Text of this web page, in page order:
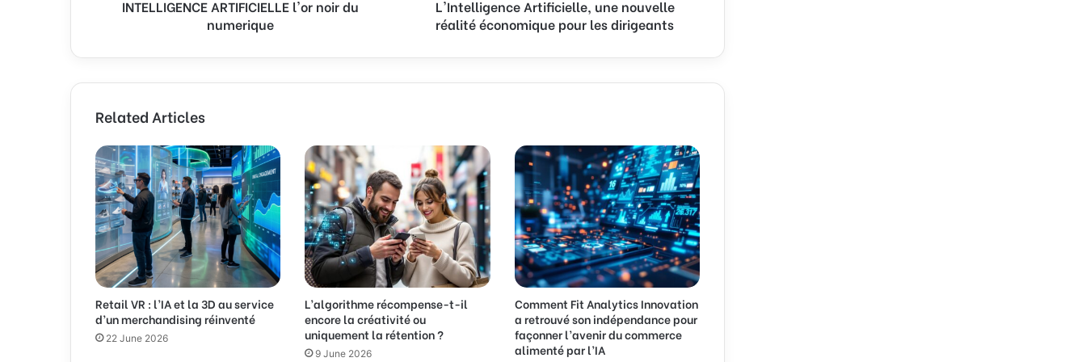
A
F
C
I
E
L
L
'
r
n
o
INTELLIGENCE ARTIFICIELLE l'or noir du
numerique
c
i
c
i
e
l
l
e
u
n
L'Intelligence Artificielle, une nouvelle
réalité économique pour les dirigeants
Related Articles
Retail VR : l’IA et la 3D au service
d’un merchandising réinventé
22 June 2026
L’algorithme récompense-t-il
encore la créativité ou
uniquement la rétention ?
9 June 2026
Comment Fit Analytics Innovation
a retrouvé son indépendance pour
façonner l’avenir du commerce
alimenté par l’IA